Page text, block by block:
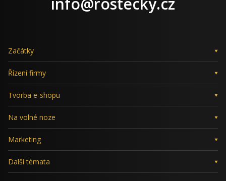
Začátky
Řízení firmy
Tvorba e-shopu
Na volné noze
Marketing
Další témata